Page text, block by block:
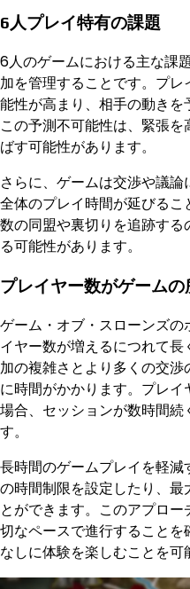
6人プレイ特有の課題
6人のゲームにおける主な課
加を管理することです。プ
能性が高まり、相手の動きを
この予測不可能性は、緊張
ばす可能性があります。
さらに、ゲームは交渉や議論
全体のプレイ時間が延びる
数の同盟や裏切りを追跡す
る可能性があります。
プレイヤー数がゲーム
ゲーム・オブ・スローンズ
イヤー数が増えるにつれて
加の複雑さとより多くの交
に時間がかかります。プレ
場合、セッションが数時間
す。
長時間のゲームプレイを軽
の時間制限を設定したり、
とができます。このアプロ
切なペースで進行すること
なしに体験を楽しむことを可